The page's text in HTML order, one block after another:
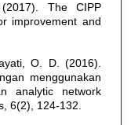
The CIPP
improvement and
O. D. (2016).
menggunakan
analytic network
6(2), 124-132.